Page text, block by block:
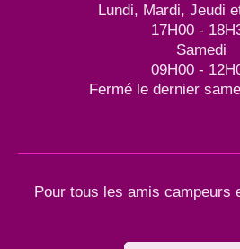
Lundi, Mardi, Jeudi
17H00 -
Samedi
09H00 -
Fermé le dernier
Pour tous les amis campeurs